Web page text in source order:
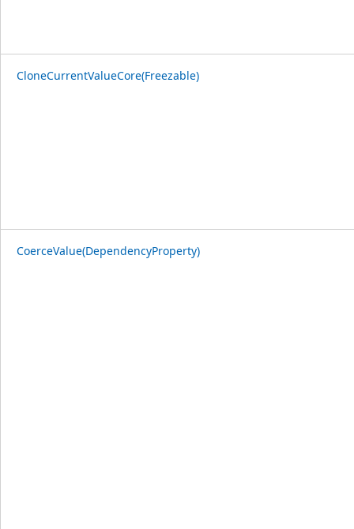
CloneCurrentValueCore(Freezable)
CoerceValue(DependencyProperty)